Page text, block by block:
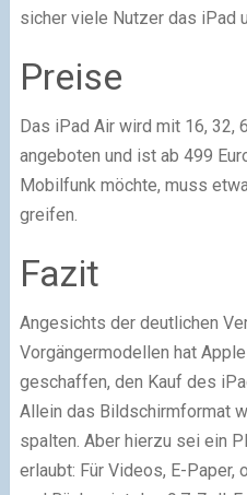
sicher viele Nutzer das iPad
Preise
Das iPad Air wird mit 16, 32,
angeboten und ist ab 499
Mobilfunk möchte, muss
greifen.
Fazit
Angesichts der deutlichen
Vorgängermodellen hat
geschaffen, den Kauf des
Allein das Bildschirmformat
spalten. Aber hierzu sei ein
erlaubt: Für Videos, E-